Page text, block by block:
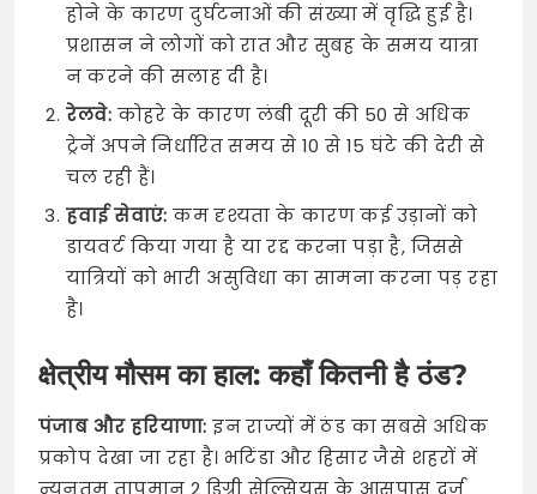
होने के कारण दुर्घटनाओं की संख्या में वृद्धि हुई है।
प्रशासन ने लोगों को रात और सुबह के समय यात्रा
न करने की सलाह दी है।
रेलवे: कोहरे के कारण लंबी दूरी की 50 से अधिक
ट्रेनें अपने निर्धारित समय से 10 से 15 घंटे की देरी से
चल रही हैं।
हवाई सेवाएं: कम दृश्यता के कारण कई उड़ानों को
डायवर्ट किया गया है या रद्द करना पड़ा है, जिससे
यात्रियों को भारी असुविधा का सामना करना पड़ रहा
है।
क्षेत्रीय मौसम का हाल: कहाँ कितनी है ठंड?
पंजाब और हरियाणा: इन राज्यों में ठंड का सबसे अधिक
प्रकोप देखा जा रहा है। भटिंडा और हिसार जैसे शहरों में
न्यूनतम तापमान 2 डिग्री सेल्सियस के आसपास दर्ज